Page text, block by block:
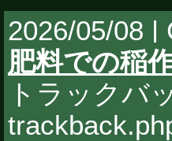
2026/05/08 |
肥料での稲
トラックバ